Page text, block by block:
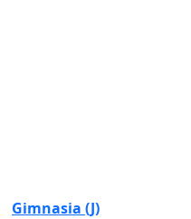
Gimnasia (J)